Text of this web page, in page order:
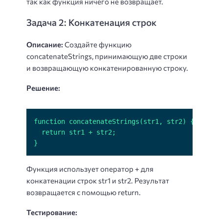
Задача 2: Конкатенация строк
Описание: Создайте функцию
concatenateStrings, принимающую две строки
и возвращающую конкатенированную строку.
Решение:
}
Функция использует оператор + для
конкатенации строк str1 и str2. Результат
возвращается с помощью return.
Тестирование: